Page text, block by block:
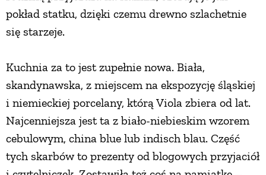
pokład statku, dzięki czemu drewno szlachetnie
się starzeje.
Kuchnia za to jest zupełnie nowa. Biała,
skandynawska, z miejscem na ekspozycję śląskiej
i niemieckiej porcelany, którą Viola zbiera od lat.
Najcenniejsza jest ta z biało-niebieskim wzorem
cebulowym, china blue lub indisch blau. Część
tych skarbów to prezenty od blogowych przyjaciół